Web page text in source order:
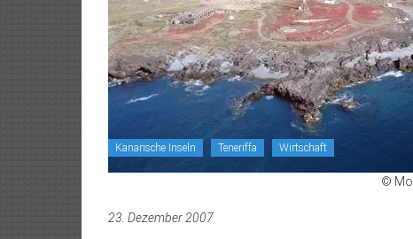
Kanarische Inseln Teneriffa Wirtschaft
©
23. Dezember 2007